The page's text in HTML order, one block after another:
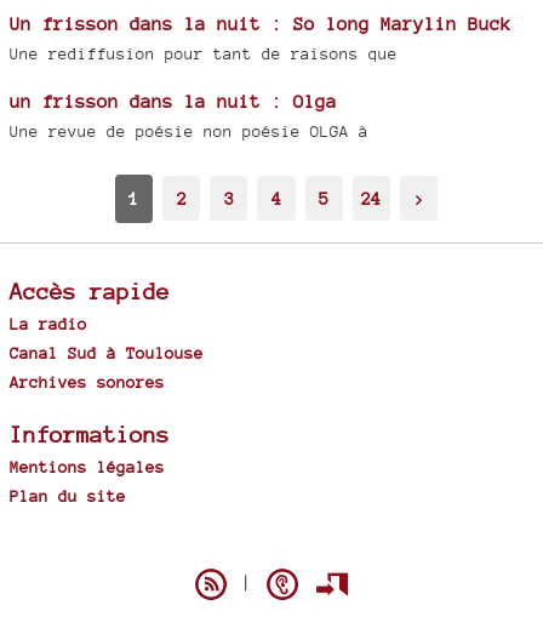
Un frisson dans la nuit : So long Marylin Buck
Une rediffusion pour tant de raisons que
un frisson dans la nuit : Olga
Une revue de poésie non poésie OLGA à
1 2 3 4 5 24 >
Accès rapide
La radio
Canal Sud à Toulouse
Archives sonores
Informations
Mentions légales
Plan du site
|